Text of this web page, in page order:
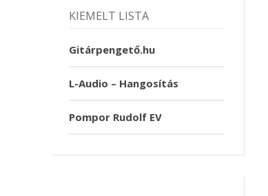
KIEMELT LISTA
Gitárpengető.hu
L-Audio – Hangosítás
Pompor Rudolf EV